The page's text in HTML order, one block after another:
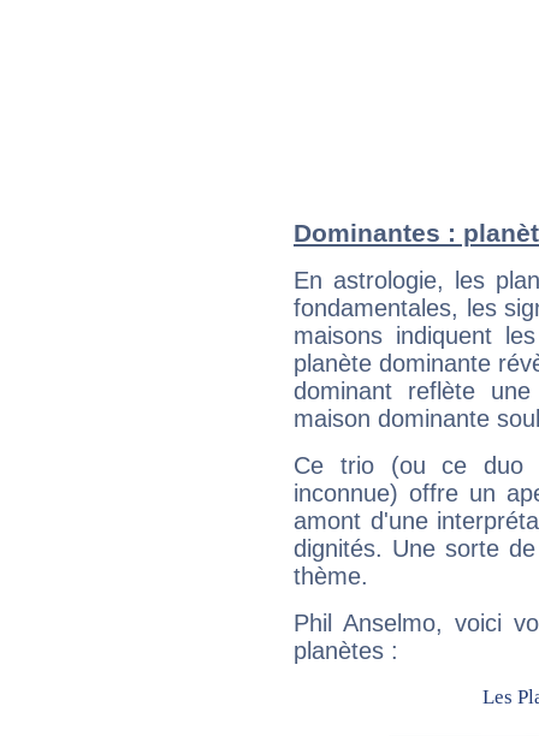
Dominantes :
En astrologie, les
fondamentales, les
maisons indiquent
planète dominante
dominant reflète
maison dominante
Ce trio (ou ce duo
inconnue) offre un
amont d'une
dignités. Une sorte
thème.
Phil Anselmo, voici
planètes :